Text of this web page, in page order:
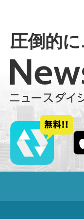
圧倒的